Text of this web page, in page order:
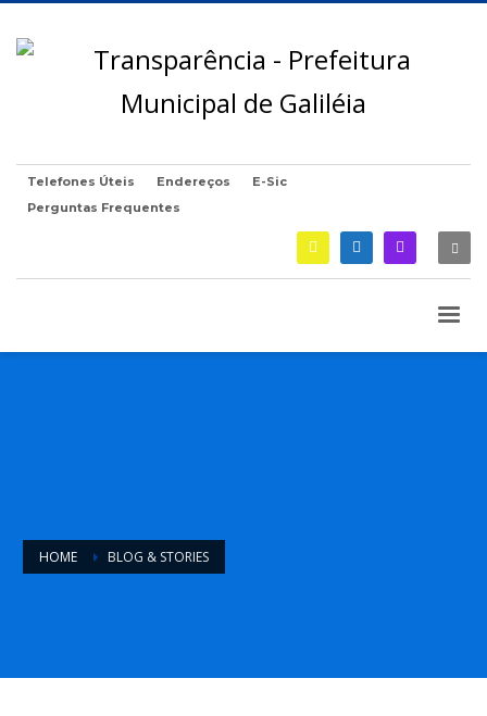
Telefones Úteis Endereços
E-Sic
Perguntas Frequentes
HOME BLOG & STORIES